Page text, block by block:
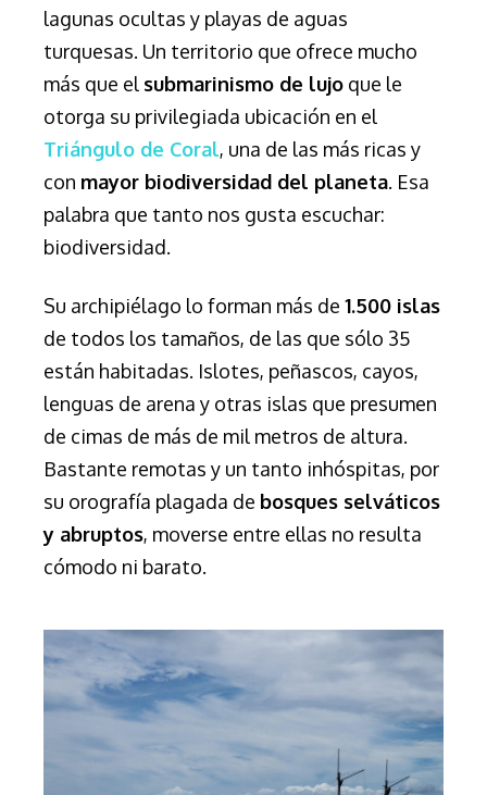
lagunas ocultas y playas de aguas
turquesas. Un territorio que ofrece mucho
más que el submarinismo de lujo que le
otorga su privilegiada ubicación en el
Triángulo de Coral, una de las más ricas y
con mayor biodiversidad del planeta. Esa
palabra que tanto nos gusta escuchar:
biodiversidad.
Su archipiélago lo forman más de 1.500 islas
de todos los tamaños, de las que sólo 35
están habitadas. Islotes, peñascos, cayos,
lenguas de arena y otras islas que presumen
de cimas de más de mil metros de altura.
Bastante remotas y un tanto inhóspitas, por
su orografía plagada de bosques selváticos
y abruptos, moverse entre ellas no resulta
cómodo ni barato.